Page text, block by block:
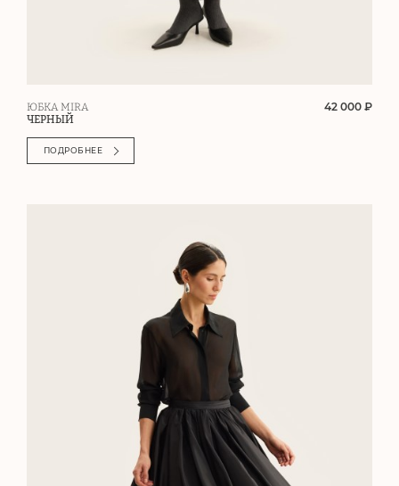
ЮБКА MIRA
ЧЕРНЫЙ
42 000 ₽
ПОДРОБНЕЕ